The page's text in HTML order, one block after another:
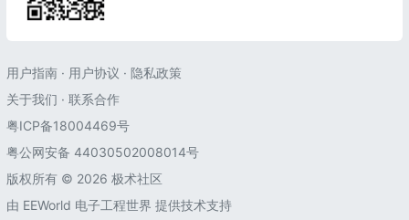
用户指南 · 用户协议 · 隐私政策
关于我们 · 联系合作
粤ICP备18004469号
粤公网安备 44030502008014号
版权所有 © 2026 极术社区
由 EEWorld 电子工程世界 提供技术支持